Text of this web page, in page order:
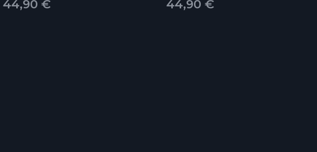
44,90 € 44,90 €